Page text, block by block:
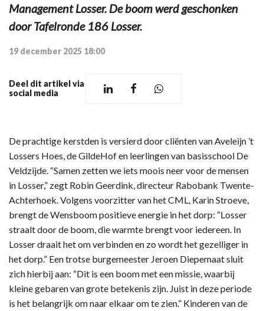
Management Losser. De boom werd geschonken
door Tafelronde 186 Losser.
19 december 2025 18:00
Deel dit artikel via
social media
De prachtige kerstden is versierd door cliënten van Aveleijn ’t
Lossers Hoes, de GildeHof en leerlingen van basisschool De
Veldzijde. “Samen zetten we iets moois neer voor de mensen
in Losser,” zegt Robin Geerdink, directeur Rabobank Twente-
Achterhoek. Volgens voorzitter van het CML, Karin Stroeve,
brengt de Wensboom positieve energie in het dorp: “Losser
straalt door de boom, die warmte brengt voor iedereen. In
Losser draait het om verbinden en zo wordt het gezelliger in
het dorp.” Een trotse burgemeester Jeroen Diepemaat sluit
zich hierbij aan: “Dit is een boom met een missie, waarbij
kleine gebaren van grote betekenis zijn. Juist in deze periode
is het belangrijk om naar elkaar om te zien.” Kinderen van de